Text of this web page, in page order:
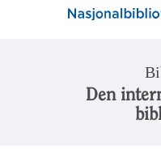
Den